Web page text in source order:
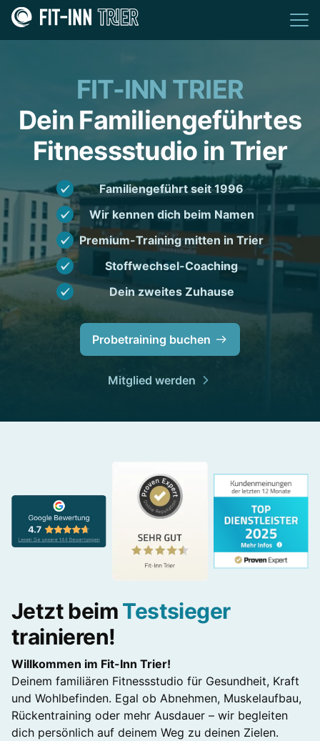
FIT-INN TRIER
Dein Familiengeführtes
Fitnessstudio in Trier
Familiengeführt seit 1996
Wir kennen dich beim Namen
Premium-Training mitten in Trier
Stoffwechsel-Coaching
Dein zweites Zuhause
Probetraining buchen
Mitglied werden
Jetzt beimTestsieger
trainieren!
Willkommen im Fit-Inn Trier!
Deinem familiären Fitnessstudio für Gesundheit, Kraft
und Wohlbefinden. Egal ob Abnehmen, Muskelaufbau,
Rückentraining oder mehr Ausdauer – wir begleiten
dich persönlich auf deinem Weg zu deinen Zielen.